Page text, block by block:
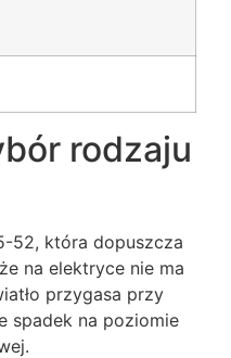
rodzaju
52, która dopuszcza
na elektryce nie ma
przygasa przy
spadek na poziomie